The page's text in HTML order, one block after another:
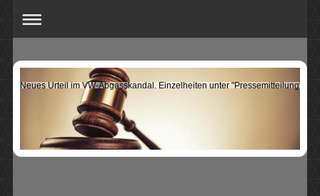
Neues Urteil im VW-Abgasskandal. Einzelheiten unter "Pressemitteilung".